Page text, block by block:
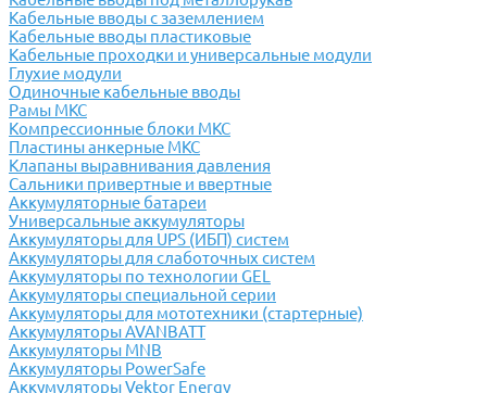
Кабельные вводы с заземлением
Кабельные вводы пластиковые
Кабельные проходки и универсальные модули
Глухие модули
Одиночные кабельные вводы
Рамы МКС
Компрессионные блоки МКС
Пластины анкерные МКС
Клапаны выравнивания давления
Сальники привертные и ввертные
Аккумуляторные батареи
Универсальные аккумуляторы
Аккумуляторы для UPS (ИБП) систем
Аккумуляторы для слаботочных систем
Аккумуляторы по технологии GEL
Аккумуляторы специальной серии
Аккумуляторы для мототехники (стартерные)
Аккумуляторы AVANBATT
Аккумуляторы MNB
Аккумуляторы PowerSafe
Аккумуляторы Vektor Energy